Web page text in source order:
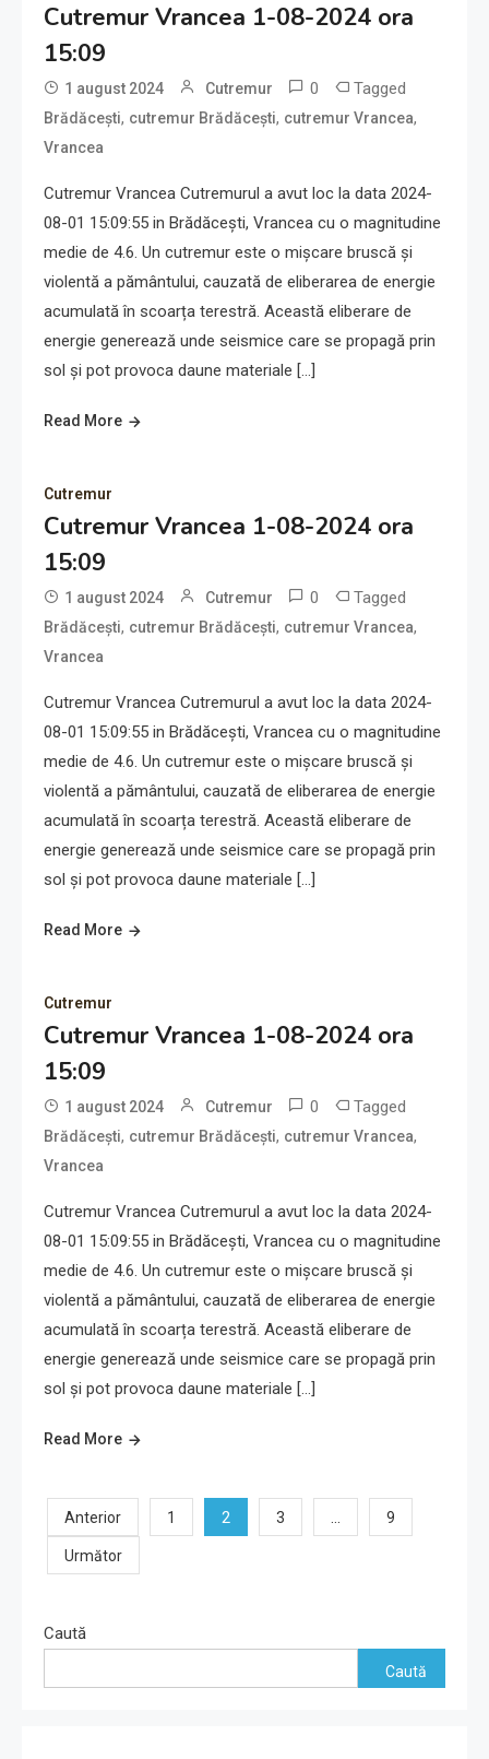
Cutremur Vrancea 1-08-2024 ora
15:09
1 august 2024 Cutremur 0 Tagged
Brădăcești, cutremur Brădăcești, cutremur Vrancea,
Vrancea
Cutremur Vrancea Cutremurul a avut loc la data 2024-
08-01 15:09:55 in Brădăcești, Vrancea cu o magnitudine
medie de 4.6. Un cutremur este o mișcare bruscă și
violentă a pământului, cauzată de eliberarea de energie
acumulată în scoarța terestră. Această eliberare de
energie generează unde seismice care se propagă prin
sol și pot provoca daune materiale […]
Read More
Cutremur
Cutremur Vrancea 1-08-2024 ora
15:09
1 august 2024 Cutremur 0 Tagged
Brădăcești, cutremur Brădăcești, cutremur Vrancea,
Vrancea
Cutremur Vrancea Cutremurul a avut loc la data 2024-
08-01 15:09:55 in Brădăcești, Vrancea cu o magnitudine
medie de 4.6. Un cutremur este o mișcare bruscă și
violentă a pământului, cauzată de eliberarea de energie
acumulată în scoarța terestră. Această eliberare de
energie generează unde seismice care se propagă prin
sol și pot provoca daune materiale […]
Read More
Cutremur
Cutremur Vrancea 1-08-2024 ora
15:09
1 august 2024 Cutremur 0 Tagged
Brădăcești, cutremur Brădăcești, cutremur Vrancea,
Vrancea
Cutremur Vrancea Cutremurul a avut loc la data 2024-
08-01 15:09:55 in Brădăcești, Vrancea cu o magnitudine
medie de 4.6. Un cutremur este o mișcare bruscă și
violentă a pământului, cauzată de eliberarea de energie
acumulată în scoarța terestră. Această eliberare de
energie generează unde seismice care se propagă prin
sol și pot provoca daune materiale […]
Read More
Paginație
articole
Anterior 1 2 3 … 9
Următor
Caută
Caută